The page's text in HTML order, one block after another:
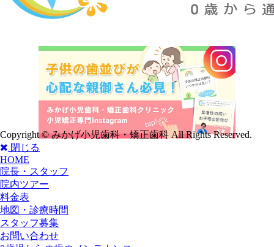
Copyright © みかげ小児歯科・矯正歯科 All Rights Reserved.
閉じる
HOME
院長・スタッフ
院内ツアー
料金表
地図・診療時間
スタッフ募集
お問い合わせ